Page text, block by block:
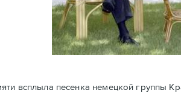
всплыла песенка немецкой группы